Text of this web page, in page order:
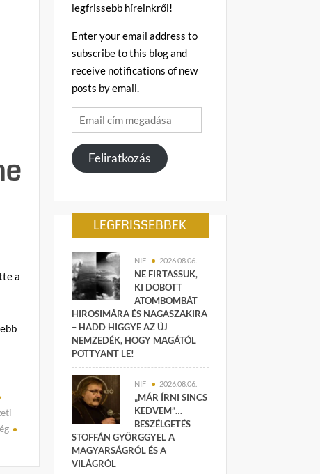
a
legfrissebb híreinkről!
Enter your email address to
subscribe to this blog and
receive notifications of new
posts by email.
Email
cím
megadása
Feliratkozás
LEGFRISSEBBEK
NIF 2026.08.06.
NE FIRTASSUK,
KI DOBOTT
ATOMBOMBÁT
HIROSIMÁRA ÉS NAGASZAKIRA
– HADD HIGGYE AZ ÚJ
NEMZEDÉK, HOGY MAGÁTÓL
POTTYANT LE!
NIF 2026.08.06.
„MÁR ÍRNI SINCS
KEDVEM”…
BESZÉLGETÉS
STOFFÁN GYÖRGGYEL A
MAGYARSÁGRÓL ÉS A
VILÁGRÓL